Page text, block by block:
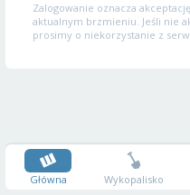
Zalogowanie oznacza akceptację
aktualnym brzmieniu. Jeśli nie
prosimy o niekorzystanie z
Główna Wykopalisko